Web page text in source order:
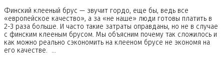
Финский клееный брус — звучит гордо, еще бы, ведь все
«европейское качество», а за «не наше» люди готовы платить в
2-3 раза больше. И часто такие затраты оправданы, но не в случае
с финским клееным брусом. Мы объясним почему так сложилось и
как можно реально сэкономить на клееном брусе не экономя на
его качестве. …